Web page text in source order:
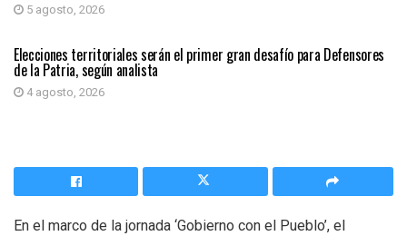
5 agosto, 2026
PRIMER PLANO
Elecciones territoriales serán el primer gran desafío para Defensores
de la Patria, según analista
4 agosto, 2026
En el marco de la jornada ‘Gobierno con el Pueblo’, el